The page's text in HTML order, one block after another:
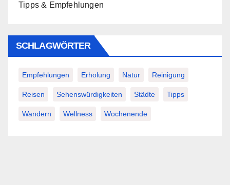
Tipps & Empfehlungen
SCHLAGWÖRTER
Empfehlungen Erholung Natur Reinigung
Reisen Sehenswürdigkeiten Städte Tipps
Wandern Wellness Wochenende